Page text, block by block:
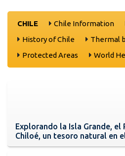
CHILE Chile Information
History of Chile
Thermal
Protected Areas
World
Explorando la Isla Grande, el
Chiloé, un tesoro natural en